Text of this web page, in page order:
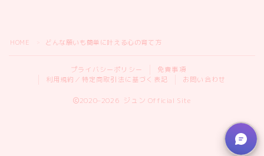
HOME どんな願いも簡単に叶える心の育て方
プライバシーポリシー
免責事項
利用規約／特定商取引法に基づく表記
お問い合わせ
2020–2026 ジュン Official Site